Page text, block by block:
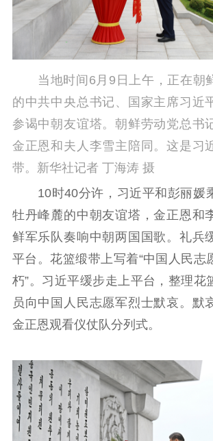
思想政治教育 爱国主义教育
红色资源保护利
用
新闻出版
扫黄打非
电影工作
电影创作 电影
机关党建
党建要闻 学习
文化人才
紫金人才
数据资源
公共服务
新时代公民素养
提升资源库
新闻出版
政务服务
当地时间6月9日上午，正在朝
的中共中央总书记、国家主席习近
参谒中朝友谊塔。朝鲜劳动党总书
金正恩和夫人李雪主陪同。这是习
带。新华社记者 丁海涛 摄
10时40分许，习近平和彭丽媛
牡丹峰麓的中朝友谊塔，金正恩和
鲜军乐队奏响中朝两国国歌。礼兵
平台。花篮缎带上写着“中国人民志
朽”。习近平缓步走上平台，整理花
员向中国人民志愿军烈士默哀。默
金正恩观看仪仗队分列式。